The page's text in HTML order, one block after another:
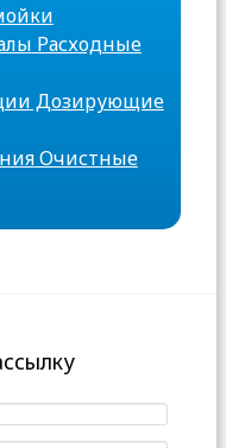
Расходные
Дозирующие
Очистные